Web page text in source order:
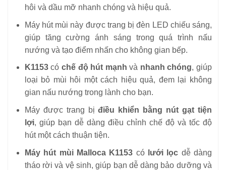
hôi và dầu mỡ nhanh chóng và hiệu quả.
Máy hút mùi này được trang bị đèn LED chiếu sáng,
giúp tăng cường ánh sáng trong quá trình nấu
nướng và tạo điểm nhấn cho không gian bếp.
K1153có chế độ hút mạnh và nhanh chóng, giúp
loại bỏ mùi hôi một cách hiệu quả, đem lại không
gian nấu nướng trong lành cho bạn.
Máy được trang bịđiều khiển bằng nút gạt tiện
lợi, giúp bạn dễ dàng điều chỉnh chế độ và tốc độ
hút một cách thuận tiện.
Máy hút mùi Malloca K1153 có lưới lọc dễ dàng
tháo rời và vệ sinh, giúp bạn dễ dàng bảo dưỡng và